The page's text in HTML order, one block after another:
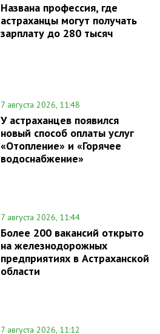
Названа профессия, где
астраханцы могут получать
зарплату до 280 тысяч
7 августа 2026, 11:48
У астраханцев появился
новый способ оплаты услуг
«Отопление» и «Горячее
водоснабжение»
7 августа 2026, 11:44
Более 200 вакансий открыто
на железнодорожных
предприятиях в Астраханской
области
7 августа 2026, 11:12